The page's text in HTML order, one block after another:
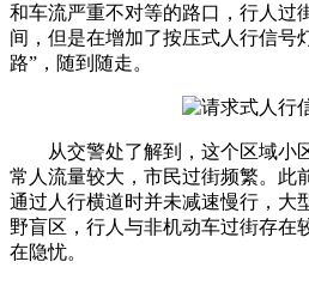
和车流严重不对等的路口，行人过
间，但是在增加了按压式人行信号
路”，随到随走。
从交警处了解到，这个区域小
常人流量较大，市民过街频繁。此
通过人行横道时并未减速慢行，大
野盲区，行人与非机动车过街存在
在隐忧。